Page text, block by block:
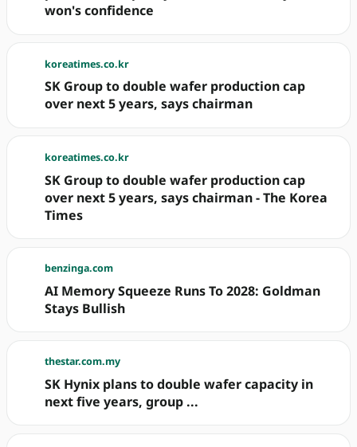
won's confidence
koreatimes.co.kr
SK Group to double wafer production cap
over next 5 years, says chairman
koreatimes.co.kr
SK Group to double wafer production cap
over next 5 years, says chairman - The Korea
Times
benzinga.com
AI Memory Squeeze Runs To 2028: Goldman
Stays Bullish
thestar.com.my
SK Hynix plans to double wafer capacity in
next five years, group ...